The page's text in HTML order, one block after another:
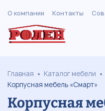
О компании Контакты
Главная Каталог мебели
Корпусная мебель «Смарт»
Корпусная